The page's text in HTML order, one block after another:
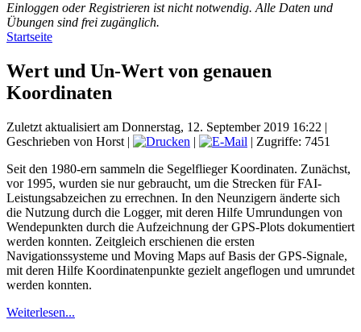
Einloggen oder Registrieren ist nicht notwendig. Alle Daten und
Übungen sind frei zugänglich.
Startseite
Wert und Un-Wert von genauen
Koordinaten
Zuletzt aktualisiert am Donnerstag, 12. September 2019 16:22 |
Geschrieben von Horst | |
| Zugriffe: 7451
Seit den 1980-ern sammeln die Segelflieger Koordinaten. Zunächst,
vor 1995, wurden sie nur gebraucht, um die Strecken für FAI-
Leistungsabzeichen zu errechnen. In den Neunzigern änderte sich
die Nutzung durch die Logger, mit deren Hilfe Umrundungen von
Wendepunkten durch die Aufzeichnung der GPS-Plots dokumentiert
werden konnten. Zeitgleich erschienen die ersten
Navigationssysteme und Moving Maps auf Basis der GPS-Signale,
mit deren Hilfe Koordinatenpunkte gezielt angeflogen und umrundet
werden konnten.
Weiterlesen...